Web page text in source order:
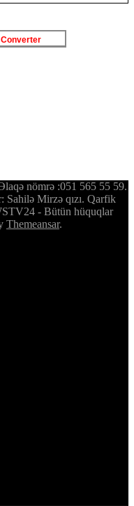
nömrə :051 565 55 59.
Sahilə Mirzə qızı. Qarfik
- Bütün hüquqlar
Themeansar.